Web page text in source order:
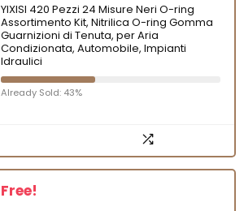
YIXISI 420 Pezzi 24 Misure Neri O-ring
Assortimento Kit, Nitrilica O-ring Gomma
Guarnizioni di Tenuta, per Aria
Condizionata, Automobile, Impianti
Idraulici
Already Sold: 43%
Free!